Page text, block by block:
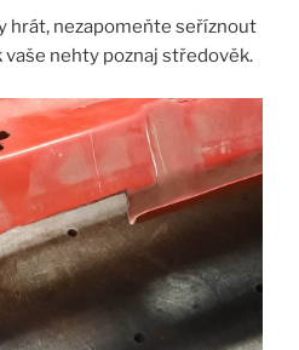
hrát, nezapomeňte seříznout
vaše nehty poznaj středověk.